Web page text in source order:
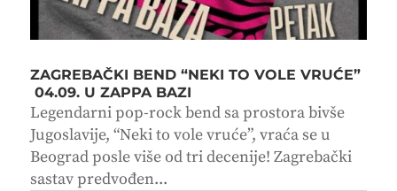
ZAGREBAČKI BEND “NEKI TO VOLE VRUĆE”
04.09. U ZAPPA BAZI
Legendarni pop-rock bend sa prostora bivše
Jugoslavije, “Neki to vole vruće”, vraća se u
Beograd posle više od tri decenije! Zagrebački
sastav predvođen...